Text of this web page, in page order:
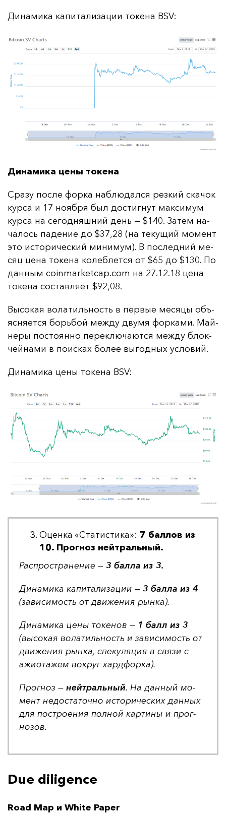
Ди­на­ми­ка ка­пи­та­ли­за­ции то­ке­на BSV:
Динамика цены токена
Сра­зу пос­ле фор­ка наб­лю­дал­ся рез­кий ска­чок
кур­са и 17 но­яб­ря был дос­тиг­нут мак­си­мум
кур­са на се­год­няш­ний день — $140. За­тем на­
ча­лось па­де­ние до $37,28 (на те­ку­щий мо­мент
это ис­то­ри­чес­кий ми­ни­мум). В пос­лед­ний ме­
сяц це­на то­ке­на ко­леб­лет­ся от $65 до $130. По
дан­ным coinmarketcap.com на 27.12.18 це­на
то­ке­на сос­тав­ля­ет $92,08.
Вы­со­кая во­ла­тиль­ность в пер­вые ме­ся­цы объ­
яс­ня­ет­ся борь­бой меж­ду дву­мя фор­ка­ми. Май­
не­ры пос­то­ян­но пе­рек­лю­ча­ют­ся меж­ду блок­
чей­на­ми в по­ис­ках бо­лее вы­год­ных ус­ло­вий.
Ди­на­ми­ка це­ны то­ке­на BSV:
Оценка «Статистика»: 7 баллов из
10. Прогноз нейтральный.
Рас­прос­тра­не­ние — 3 бал­ла из 3.
Ди­на­ми­ка ка­пи­та­ли­за­ции — 3 бал­ла из 4
(за­ви­си­мость от дви­же­ния рын­ка).
Ди­на­ми­ка це­ны то­ке­нов — 1 балл из 3
(вы­со­кая во­ла­тиль­ность и за­ви­си­мость от
дви­же­ния рын­ка, спе­ку­ля­ция в свя­зи с
ажи­ота­жем вок­руг хар­дфор­ка).
Прог­ноз — ней­траль­ный. На дан­ный мо­
мент не­дос­та­точ­но ис­то­ри­чес­ких дан­ных
для пос­тро­ения пол­ной кар­ти­ны и прог­
но­зов.
Due diligence
Road Map и White Paper